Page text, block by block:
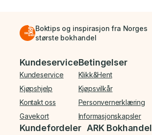
Boktips og inspirasjon fra Norges
største bokhandel
Bunnmeny
Kundeservice
Kundeservice
Kjøpshjelp
Kontakt oss
Gavekort
Betingelser
Klikk&Hent
Kjøpsvilkår
Personvernerklæring
Informasjonskapsler
Kundefordeler ARK Bokhandel